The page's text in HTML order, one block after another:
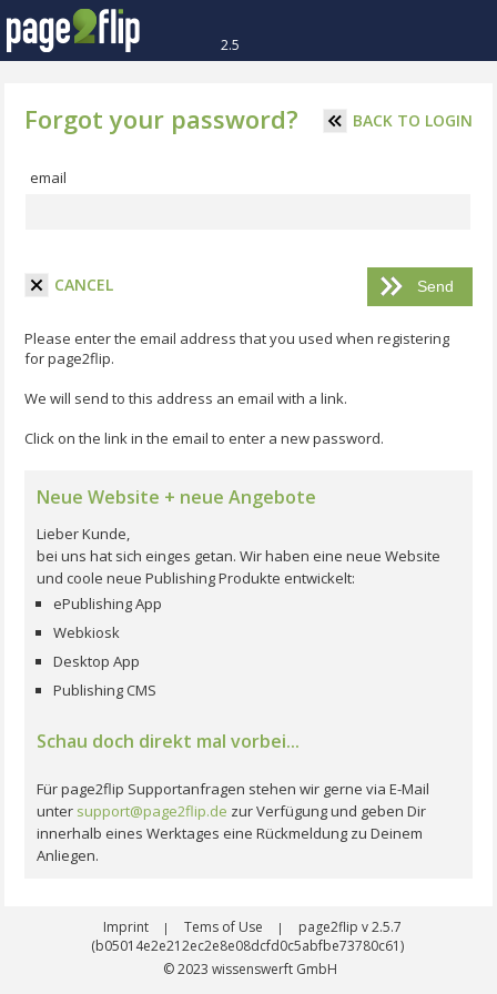
2.5
Forgot your password? BACK TO LOGIN
email
CANCEL
Please enter the email address that you used when registering
for page2flip.
We will send to this address an email with a link.
Click on the link in the email to enter a new password.
Neue Website + neue Angebote
Lieber Kunde,
bei uns hat sich einges getan. Wir haben eine neue Website
und coole neue Publishing Produkte entwickelt:
ePublishing App
Webkiosk
Desktop App
Publishing CMS
Schau doch direkt mal vorbei...
Für page2flip Supportanfragen stehen wir gerne via E-Mail
unter support@page2flip.de zur Verfügung und geben Dir
innerhalb eines Werktages eine Rückmeldung zu Deinem
Anliegen.
Imprint | Tems of Use |
page2flip v 2.5.7
(b05014e2e212ec2e8e08dcfd0c5abfbe73780c61)
© 2023 wissenswerft GmbH